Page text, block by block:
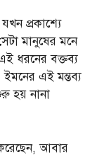
প্রকাশ্যে
মানুষের মনে
ধরনের বক্তব্য
ইমনের এই মন্তব্য
হয় নানা
আবার